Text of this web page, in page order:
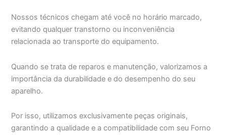
Nossos técnicos chegam até você no horário marcado,
evitando qualquer transtorno ou inconveniência
relacionada ao transporte do equipamento.
Quando se trata de reparos e manutenção, valorizamos a
importância da durabilidade e do desempenho do seu
aparelho.
Por isso, utilizamos exclusivamente peças originais,
garantindo a qualidade e a compatibilidade com seu Forno